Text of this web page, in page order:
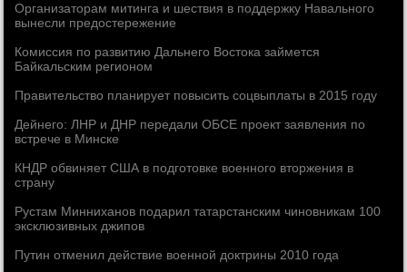
Организаторам митинга и шествия в поддержку Навального
вынесли предостережение
Комиссия по развитию Дальнего Востока займется
Байкальским регионом
Правительство планирует повысить соцвыплаты в 2015 году
Дейнего: ЛНР и ДНР передали ОБСЕ проект заявления по
встрече в Минске
КНДР обвиняет США в подготовке военного вторжения в
страну
Рустам Минниханов подарил татарстанским чиновникам 100
эксклюзивных джипов
Путин отменил действие военной доктрины 2010 года